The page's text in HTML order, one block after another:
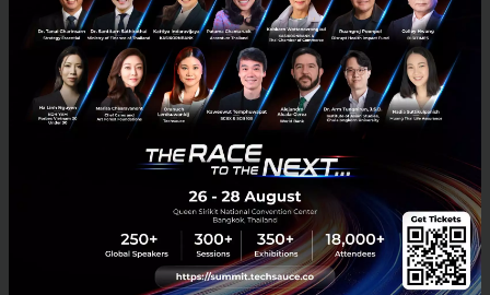
แบ่งเบาภาระและรวบรวมข้อมูล เพื่อส่งต่อให้จิตแพทย์
และผู้เชี่ยวชาญตัวจริงเป็นผู้ตัดสินใจและมอบการรักษาใน
ด่านสุดท้าย
แกนที่ 5: ศูนย์กลาง Wellness
ถ้าอ่านมาถึงตรงนี้ ท่ามกลางสมรภูมิการแข่งขันของบริษัท
เทคโนโลยียักษ์ใหญ่ระดับโลก หลายคนอาจจะเริ่มตั้ง
"แล้วประเทศไทยยืนอยู่ตรงไหนในสมการ